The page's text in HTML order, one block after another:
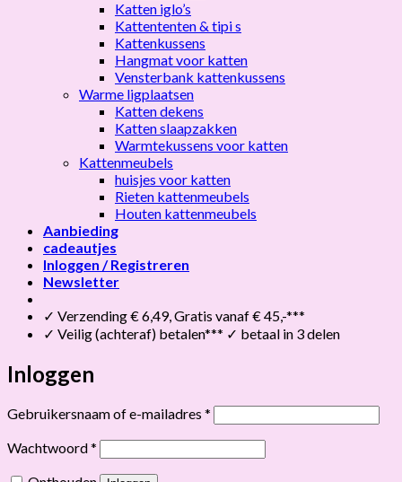
Katten iglo’s
Kattententen & tipi s
Kattenkussens
Hangmat voor katten
Vensterbank kattenkussens
Warme ligplaatsen
Katten dekens
Katten slaapzakken
Warmtekussens voor katten
Kattenmeubels
huisjes voor katten
Rieten kattenmeubels
Houten kattenmeubels
Aanbieding
cadeautjes
Inloggen / Registreren
Newsletter
✓ Verzending € 6,49, Gratis vanaf € 45,-***
✓ Veilig (achteraf) betalen*** ✓ betaal in 3 delen
Inloggen
Gebruikersnaam of e-mailadres * Vereist
Wachtwoord* Vereist